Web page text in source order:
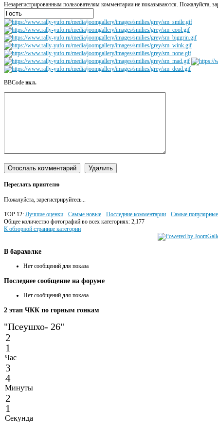
Незарегистрированным пользователям комментарии не показываются. Пожалуйста,
BBCode вкл.
Переслать приятелю
Пожалуйста, зарегистрируйтесь...
TOP 12: Лучшие оценки - Самые новые - Последние комментарии - Самые популярные
Общее количество фотографий во всех категориях: 2,177
К обзорной странице категории
В барахолке
Нет сообщений для показа
Последнее сообщение на форуме
Нет сообщений для показа
2 этап ЧКК по горным гонкам
"Псеушхо- 26"
2
1
Час
3
4
Минуты
2
1
Секунда